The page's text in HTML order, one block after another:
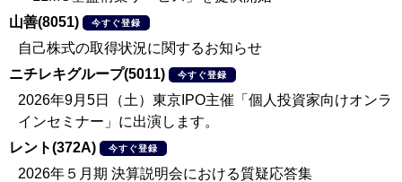
山善(8051)
今すぐ登録
自己株式の取得状況に関するお知らせ
ニチレキグループ(5011)
今すぐ登録
2026年9月5日（土）東京IPO主催「個人投資家向けオンラ
インセミナー」に出演します。
レント(372A)
今すぐ登録
2026年５月期 決算説明会における質疑応答集